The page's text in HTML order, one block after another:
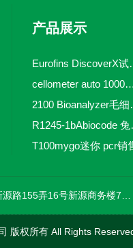
产品展示
cellometer auto 1000全自
2100
T100mygo迷你 pcr销
版权所有 All Rights